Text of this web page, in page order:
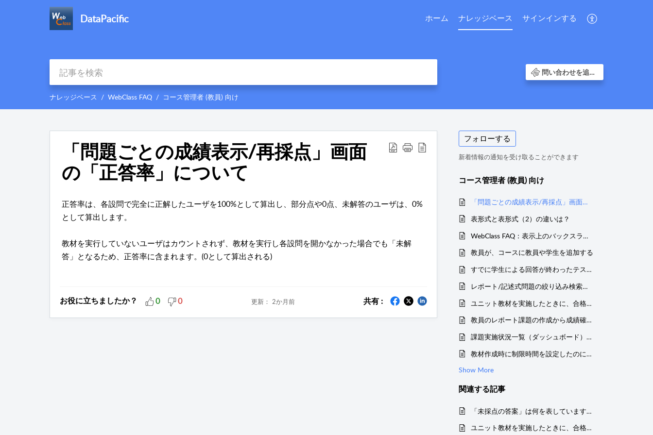
DataPacific ホーム ナレッジベース サインインする
問い合わせを追加する
ナレッジベース WebClass FAQ コース管理者 (教員) 向け
「問題ごとの成績表示/再採点」画面
の「正答率」について
正答率は、各設問で完全に正解したユーザを100%として算出し、部分点や0点、未解答のユーザは、0%
として算出します。
教材を実行していないユーザはカウントされず、教材を実行し各設問を開かなかった場合でも「未解
答」となるため、正答率に含まれます。(0として算出される)
お役に立ちましたか？ 0 0 更新： 2か月前 共有 :
フォローする
新着情報の通知を受け取ることができます
コース管理者 (教員) 向け
「問題ごとの成績表示/再採点」画面の「正答率」について
表形式と表形式（2）の違いは？
WebClass FAQ：表示上のバックスラッシュ（\）と円マーク（¥）の差異について
教員が、コースに教員や学生を追加する
すでに学生による回答が終わったテスト教材の配点や正答を変更できるか？
レポート/記述式問題の絞り込み検索の「採点表示する項目」とは？
ユニット教材を実施したときに、合格と合格がつかないのはなぜですか？
教員のレポート課題の作成から成績確認までの流れ
課題実施状況一覧（ダッシュボード）で再提出したレポートはどのように表示されますか？
教材作成時に制限時間を設定したのに、学生の履歴で制限時間を超えた終了時刻が記録されているのはなぜですか？
Show More
関連する記事
「未採点の答案」は何を表していますか？
ユニット教材を実施したときに、合格と合格がつかないのはなぜですか？